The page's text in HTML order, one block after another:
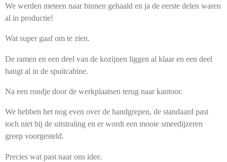
We werden meteen naar binnen gehaald en ja de eerste delen waren
al in productie!
Wat super gaaf om te zien.
De ramen en een deel van de kozijnen liggen al klaar en een deel
hangt al in de spuitcabine.
Na een rondje door de werkplaatsen terug naar kantoor.
We hebben het nog even over de handgrepen, de standaard past
toch niet bij de uitstraling en er wordt een mooie smeedijzeren
greep voorgesteld.
Precies wat past naar ons idee.